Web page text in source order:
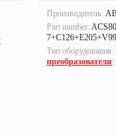
Производитель:
Part number:
Тип оборудования:
преобразователи